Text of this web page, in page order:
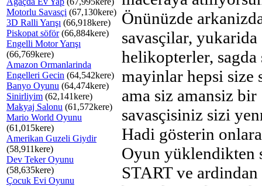
Motorlu Savasçi (67,130kere)
3D Ralli Yarışı (66,918kere)
Piskopat söför(66,884kere)
Engelli Motor Yarışı
(66,769kere)
Amazon Ormanlarinda
Engelleri Gecin (64,542kere)
Banyo Oyunu (64,474kere)
Sinirliyim (62,141kere)
Makyaj Salonu (61,572kere)
Mario World Oyunu
(61,015kere)
Amerikan Guzeli Giydir
(58,911kere)
Dev Teker Oyunu
(58,635kere)
Çocuk Evi Oyunu
Önünüzde
savasçilar, yukarida
helikopterler, sagda
mayinlar hepsi size
ama siz amansiz bir
savasçisiniz sizi
Hadi gösterin
Oyun yüklendikten
START ve